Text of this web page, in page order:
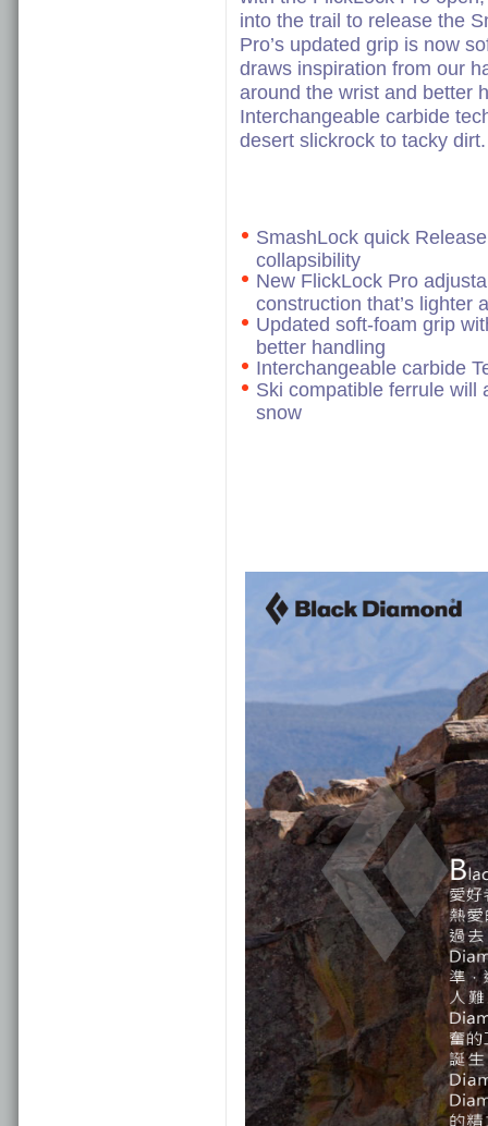
into the trail to release the
Pro’s updated grip is now
draws inspiration from our
around the wrist and better
Interchangeable carbide
desert slickrock to tacky dirt.
SmashLock quick
collapsibility
New FlickLock Pro
construction that’s lighter
Updated soft-foam grip
better handling
Interchangeable carbide
Ski compatible ferrule will
snow